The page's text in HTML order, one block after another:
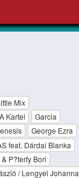
Mix
Kartel
Garcia
George Ezra
feat. Dárdai Blanka
P?terfy Bori
/ Lengyel Johanna